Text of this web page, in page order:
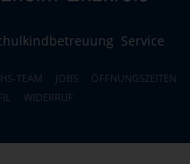
Service
TEAM JOBS
ÖFFNUNGSZEITEN
WIDERRUF